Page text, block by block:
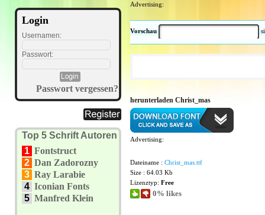
Login
Usernamen:
Passwort:
Passwort vergessen?
Top 5 Schrift Autoren
1 Fontstruct
2 Dan Zadorozny
3 Ray Larabie
4 Iconian Fonts
5 Manfred Klein
Advertising:
Vorschau
herunterladen Christ_mas
Advertising:
Dateiname : Christ_mas.ttf
Size : 64.03 Kb
Lizenztyp: Free
0% likes